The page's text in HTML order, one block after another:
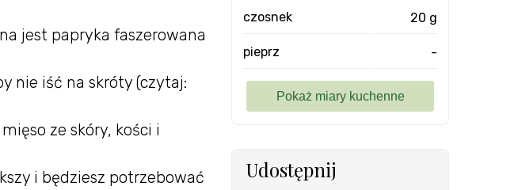
jest papryka faszerowana
nie iść na skróty (czytaj:
ze skóry, kości i
i będziesz potrzebować
czosnek 20 g
pieprz -
Udostępnij